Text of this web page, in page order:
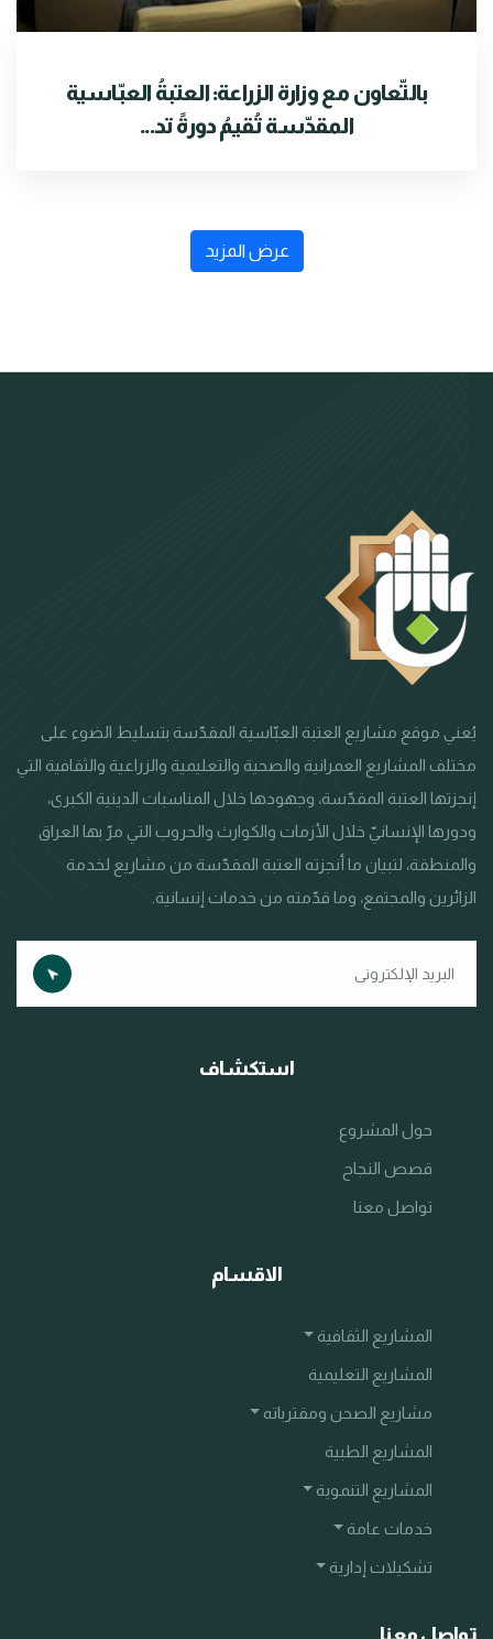
بالتّعاون مع وزارة الزراعة: العتبةُ العبّاسية
المقدّسة تُقيمُ دورةً تد...
عرض المزيد
يُعني موقع مشاريع العتبة العبّاسية المقدّسة بتسليط الضوء على
مختلف المشاريع العمرانية والصحية والتعليمية والزراعية والثقافية التي
إنجزتها العتبة المقدّسة، وجهودها خلال المناسبات الدينية الكبرى،
ودورها الإنسانيّ خلال الأزمات والكوارث والحروب التي مرّ بها العراق
والمنطقة، لتبيان ما أنجزته العتبة المقدّسة من مشاريع لخدمة
الزائرين والمجتمع، وما قدّمته من خدمات إنسانية.
استكشاف
حول المشروع
قصص النجاح
تواصل معنا
الاقسام
المشاريع الثقافية
المشاريع التعليمية
مشاريع الصحن ومقترباته
المشاريع الطبية
المشاريع التنموية
خدمات عامة
تشكيلات إدارية
تواصل معنا